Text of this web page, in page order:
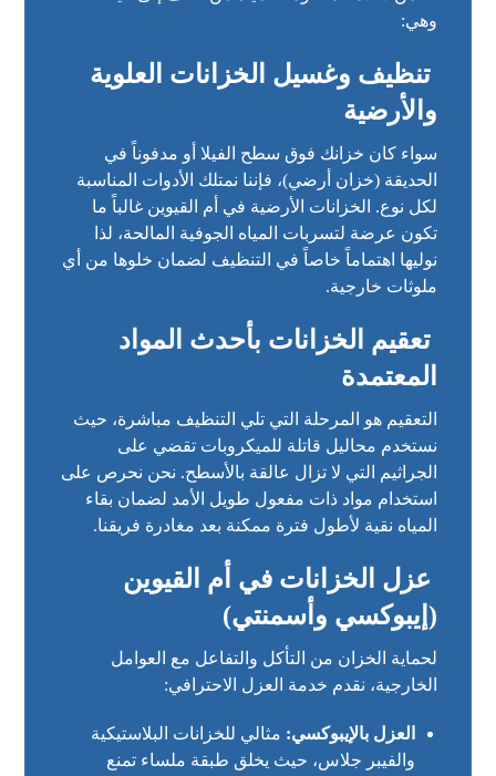
وهي:
تنظيف وغسيل الخزانات العلوية
والأرضية
سواء كان خزانك فوق سطح الفيلا أو مدفوناً في
الحديقة (خزان أرضي)، فإننا نمتلك الأدوات المناسبة
لكل نوع. الخزانات الأرضية في أم القيوين غالباً ما
تكون عرضة لتسربات المياه الجوفية المالحة، لذا
نوليها اهتماماً خاصاً في التنظيف لضمان خلوها من أي
ملوثات خارجية.
تعقيم الخزانات بأحدث المواد
المعتمدة
التعقيم هو المرحلة التي تلي التنظيف مباشرة، حيث
نستخدم محاليل قاتلة للميكروبات تقضي على
الجراثيم التي لا تزال عالقة بالأسطح. نحن نحرص على
استخدام مواد ذات مفعول طويل الأمد لضمان بقاء
المياه نقية لأطول فترة ممكنة بعد مغادرة فريقنا.
عزل الخزانات في أم القيوين
(إيبوكسي وأسمنتي)
لحماية الخزان من التأكل والتفاعل مع العوامل
الخارجية، نقدم خدمة العزل الاحترافي:
العزل بالإيبوكسي: مثالي للخزانات البلاستيكية
والفيبر جلاس، حيث يخلق طبقة ملساء تمنع